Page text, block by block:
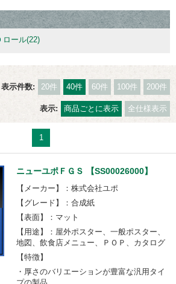
ロール(22)
表示件数:
20件 40件 60件 100件 200件
表示: 商品ごとに表示 全仕様表示
1
ニューユポＦＧＳ 【SS00026000】
【メーカー】：株式会社ユポ
【グレード】：合成紙
【表面】：マット
【用途】：屋外ポスター、一般ポスター、
地図、飲食店メニュー、ＰＯＰ、カタログ
【特徴】
・厚さのバリエーションが豊富な汎用タイ